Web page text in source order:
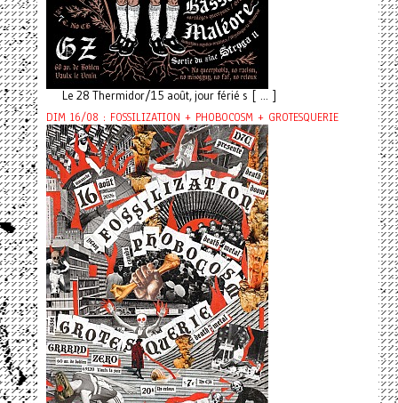
Le 28 Thermidor/15 août, jour férié s [ ... ]
DIM 16/08 : FOSSILIZATION + PHOBOCOSM + GROTESQUERIE